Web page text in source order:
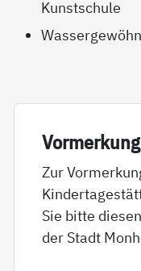
Kunstschule
Vor­mer­kung
Zur
Sie bitte
der Stadt